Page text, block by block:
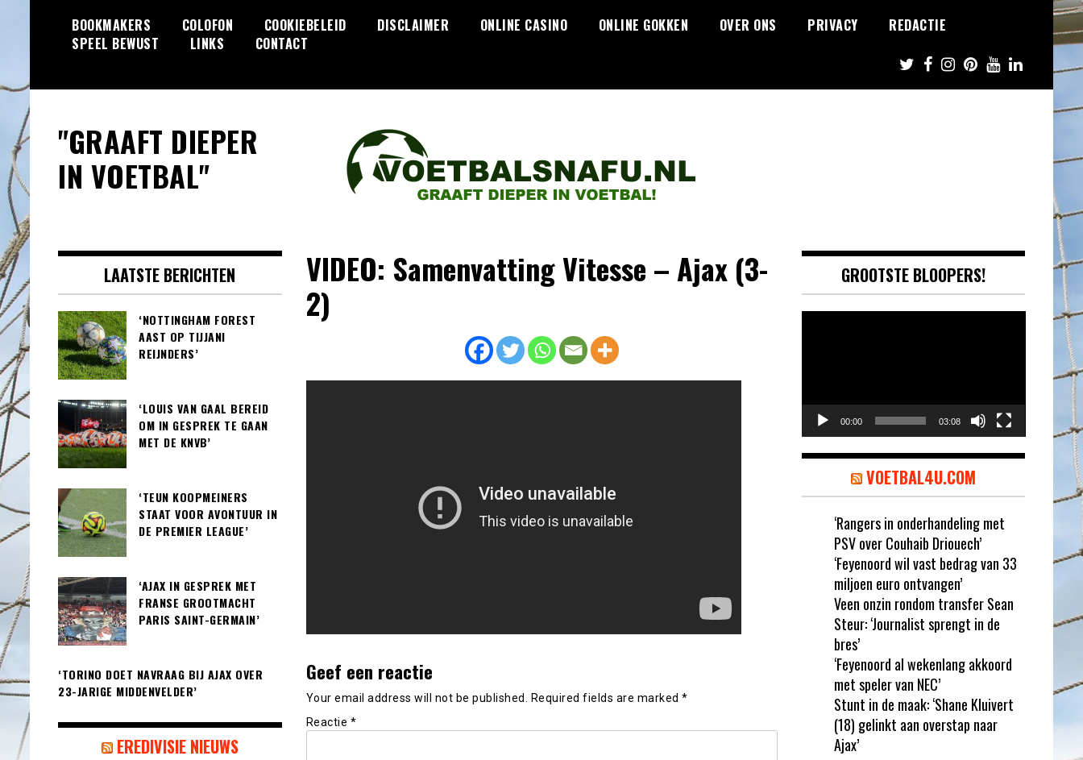
BOOKMAKERS COLOFON COOKIEBELEID DISCLAIMER ONLINE CASINO ONLINE GOKKEN OVER ONS PRIVACY
REDACTIE
SPEEL BEWUST
LINKS CONTACT
"GRAAFT DIEPER
IN VOETBAL"
VIDEO: Samenvatting Vitesse – Ajax (3-
2)
Geef een reactie
Your email address will not be published. Required fields are marked *
Reactie *
LAATSTE BERICHTEN
‘NOTTINGHAM FOREST
AAST OP TIJJANI
REIJNDERS’
‘LOUIS VAN GAAL BEREID
OM IN GESPREK TE GAAN
MET DE KNVB’
‘TEUN KOOPMEINERS
STAAT VOOR AVONTUUR IN
DE PREMIER LEAGUE’
‘AJAX IN GESPREK MET
FRANSE GROOTMACHT
PARIS SAINT-GERMAIN’
‘TORINO DOET NAVRAAG BIJ AJAX OVER
23-JARIGE MIDDENVELDER’
EREDIVISIE NIEUWS
GROOTSTE BLOOPERS!
00:00 03:08
VOETBAL4U.COM
‘Rangers in onderhandeling met
PSV over Couhaib Driouech’
‘Feyenoord wil vast bedrag van 33
miljoen euro ontvangen’
Veen onzin rondom transfer Sean
Steur: ‘Journalist sprengt in de
bres’
‘Feyenoord al wekenlang akkoord
met speler van NEC’
Stunt in de maak: ‘Shane Kluivert
(18) gelinkt aan overstap naar
Ajax’